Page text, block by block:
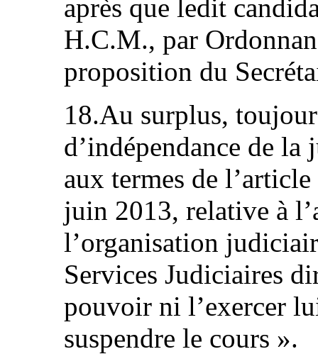
après que ledit
H.C.M., par
proposition du
18.Au surplus,
d’indépendance de la
aux termes de
juin 2013, relative à
l’organisation
Services Judiciaires
pouvoir ni l’exercer
suspendre le cours ».